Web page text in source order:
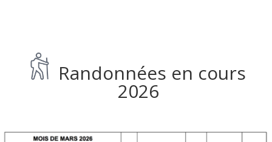
Randonnées en cours
2026